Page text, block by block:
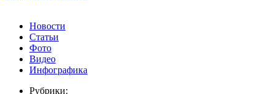
Новости
Статьи
Фото
Видео
Инфографика
Рубрики: